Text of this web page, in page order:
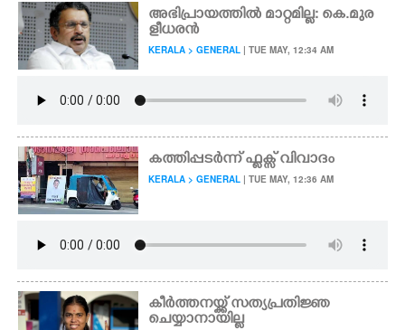
അഭിപ്രായത്തിൽ മാറ്റമില്ല: കെ.മുര
ളീധരൻ
KERALA > GENERAL | TUE MAY, 12:34 AM
കത്തിപ്പടർന്ന് ഫ്ലക്സ് വിവാദം
KERALA > GENERAL | TUE MAY, 12:36 AM
കീർത്തനയ്ക്ക് സത്യപ്രതിജ്ഞ
ചെയ്യാനായില്ല